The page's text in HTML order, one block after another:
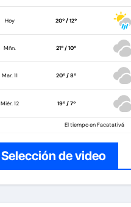
Hoy 20º / 12º
Mñn. 21º / 10º
Mar. 11 20º / 8º
Miér. 12 19º / 7º
El tiempo en Facatativá
Selección de video